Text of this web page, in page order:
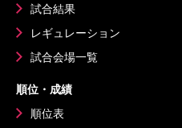
試合結果
レギュレーション
試合会場一覧
順位・成績
順位表